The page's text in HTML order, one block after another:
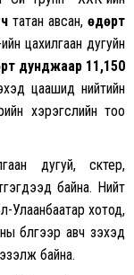
татан авсан,өдөрт
цахилгаан дугуйн
дунджаар 11,150
цаашид нийтийн
хэрэгслийн тоо
дугуй, скүүтер,
байна. Нийт
Улаанбаатар хотод,
бүлгээр авч үзэхэд
байна.